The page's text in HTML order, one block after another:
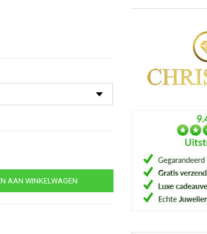
AAN WINKELWAGEN